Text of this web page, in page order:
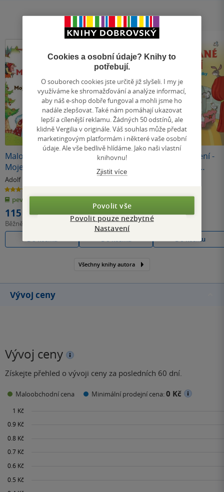
Malované čtení -
Moje první
pohádky
Adolf Dudek
5.0
z
5
hvězdiček
pevná vazba
115 Kč
Běžně
Do košíku
Skákal pes přes
oves - Říkadla pro
hvězdiček
pevná vazba
115 Kč
Běžně129 Kč
Do košíku
Malované čtení -
pevná vazba
115 Kč
Běžně
Do košíku
Všechny knihy autora
Vývoj ceny
Vývoj ceny
Získejte přehled o vývoji ceny za posledních 60 dní.
Maloobchodní cena Minimální prodejní cena:0 Kč
Cookies a osobní údaje? Knihy to
potřebují.
O souborech cookies jste určitě již slyšeli. I my je
využíváme ke shromažďování a analýze informací,
aby náš e-shop dobře fungoval a mohli jsme ho
nadále zlepšovat. Také nám pomáhají ukazovat
lepší a cílenější reklamu. Žádných 50 odstínů, ale
klidně Vergilia v originále. Váš souhlas může předat
marketingovým platformám i některé vaše osobní
údaje. Ale vše bedlivě hlídáme. Jako naši vlastní
knihovnu!
Zjistit více
Povolit vše
Povolit pouze nezbytné
Nastavení